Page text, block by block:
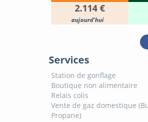
2.114 €
aujourd'hui
Services
Station de gonflage
Boutique non alimentaire
Relais colis
Vente de gaz domestique
Propane)